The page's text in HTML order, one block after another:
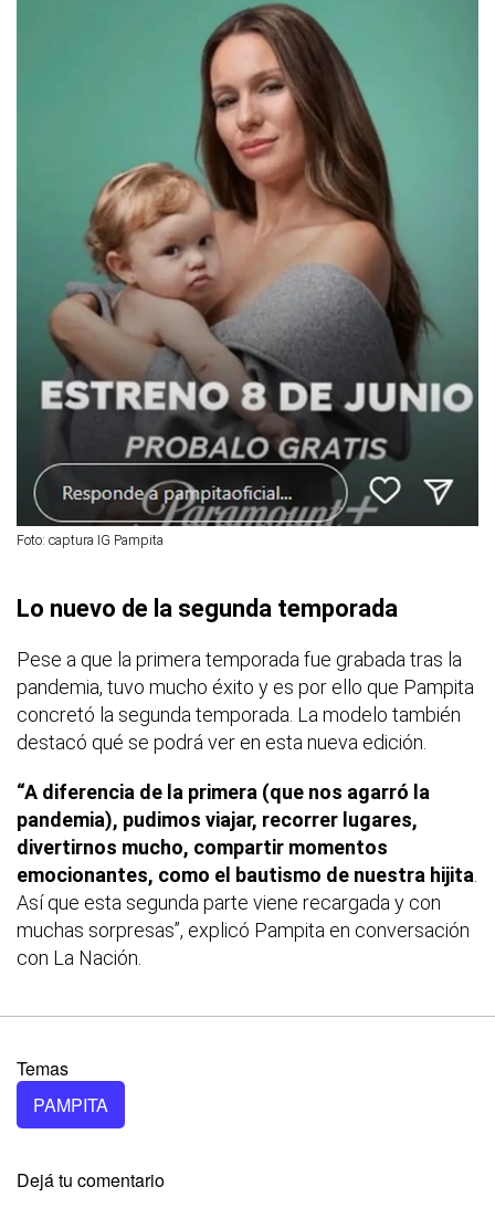
Foto: captura IG Pampita
Lo nuevo de la segunda temporada
Pese a que la primera temporada fue grabada tras la
pandemia, tuvo mucho éxito y es por ello que Pampita
concretó la segunda temporada. La modelo también
destacó qué se podrá ver en esta nueva edición.
“A diferencia de la primera (que nos agarró la
pandemia), pudimos viajar, recorrer lugares,
divertirnos mucho, compartir momentos
emocionantes, como el bautismo de nuestra hijita.
Así que esta segunda parte viene recargada y con
muchas sorpresas”, explicó Pampita en conversación
con La Nación.
Temas
PAMPITA
Dejá tu comentario